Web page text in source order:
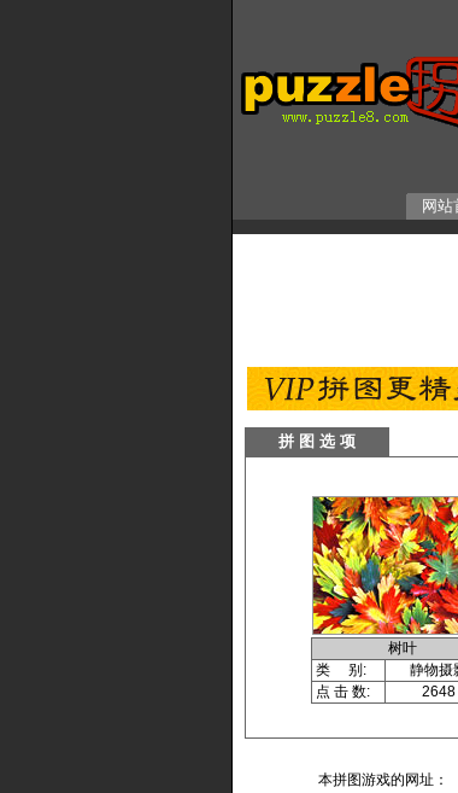
网站
拼 图 选 项
树叶
类 别:
静物摄
点 击 数:
2648
本拼图游戏的网址：